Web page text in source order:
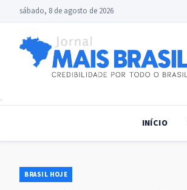
sábado, 8 de agosto de 2026
INÍCIO
BRASIL HOJE